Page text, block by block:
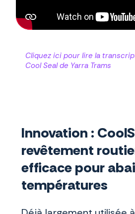
Cliquez ici pour lire la
Cool Seal de Yarra Trams
Innovation :
revêtement
efficace pour
températures